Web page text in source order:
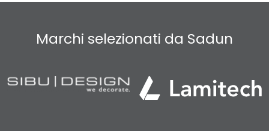
Marchi selezionati da Sadun